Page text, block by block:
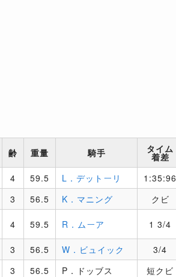
齢 重量 騎手 タイム
着差
4 59.5 L．デットーリ
1:35:96
3 56.5 K．マニング クビ
4 59.5 R．ムーア 1 3/4
3 56.5 W．ビュイック
3/4
3 56.5 P．ドッブス 短クビ